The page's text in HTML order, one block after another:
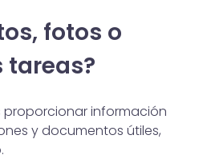
fotos o
proporcionar información
y documentos útiles,